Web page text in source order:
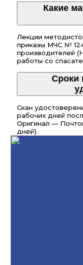
Какие
Лекции
приказы МЧС №
производителей
работы со
Сроки
Скан
рабочих дней
Оригинал —
дней).